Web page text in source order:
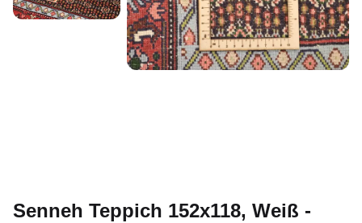
Senneh Teppich 152x118, Weiß -